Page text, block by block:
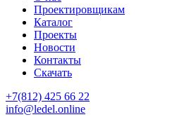
Проектировщикам
Каталог
Проекты
Новости
Контакты
Скачать
+7(812) 425 66 22
info@ledel.online